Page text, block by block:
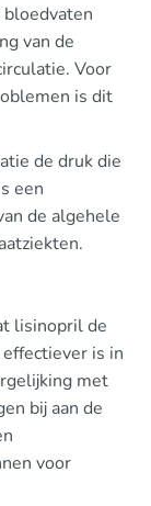
van de
Voor
is dit
de druk die
een
de algehele
lisinopril de
is in
met
bij aan de
voor